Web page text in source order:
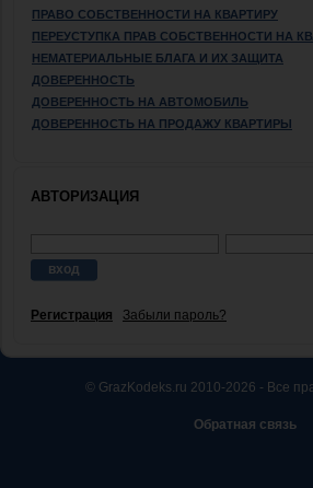
ПРАВО СОБСТВЕННОСТИ НА КВАРТИРУ
ПЕРЕУСТУПКА ПРАВ СОБСТВЕННОСТИ НА
НЕМАТЕРИАЛЬНЫЕ БЛАГА И ИХ ЗАЩИТА
ДОВЕРЕННОСТЬ
ДОВЕРЕННОСТЬ НА АВТОМОБИЛЬ
ДОВЕРЕННОСТЬ НА ПРОДАЖУ КВАРТИРЫ
АВТОРИЗАЦИЯ
Регистрация Забыли пароль?
© GrazKodeks.ru 2010-2026 - Все
Обратная связь